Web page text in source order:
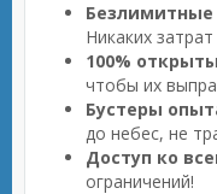
Безлимитные
Никаких
100%
чтобы их
Бустеры
до небес, не
Доступ ко
ограничений!